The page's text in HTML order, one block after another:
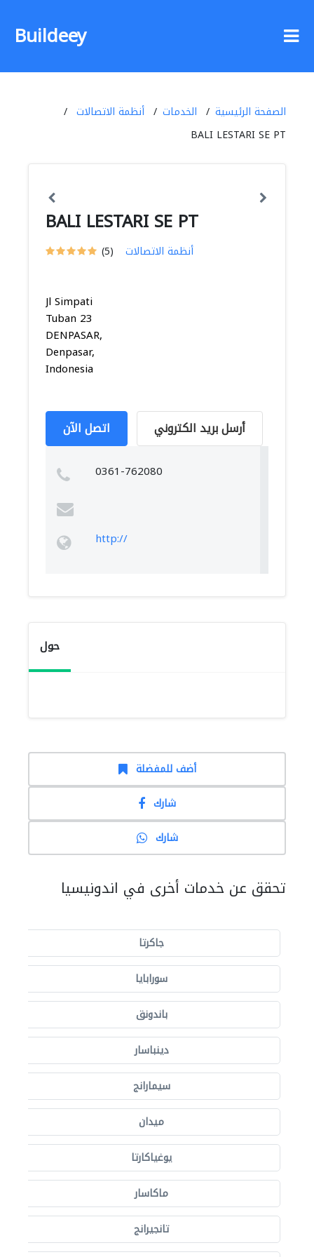
Buildeey
الصفحة الرئيسية الخدمات
أنظمة الاتصالات
BALI LESTARI SE PT
BALI LESTARI SE PT
(5) أنظمة الاتصالات
Jl Simpati
Tuban 23
DENPASAR,
Denpasar,
Indonesia
اتصل الآن أرسل بريد الكتروني
0361-762080
http://
حول
أضف للمفضلة
شارك
شارك
تحقق عن خدمات أخرى في اندونيسيا
جاكرتا
سورابايا
باندونق
دينباسار
سيمارانج
ميدان
يوغياكارتا
ماكاسار
تانجيرانج